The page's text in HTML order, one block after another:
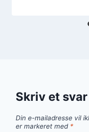
Skriv et svar
Din e-mailadresse vil
er markeret med *